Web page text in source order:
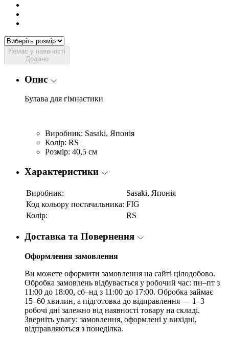
Немає у наявності
Додано
Опис
Булава для гімнастики
Виробник: Sasaki, Японія
Колір: RS
Розмір: 40,5 см
Характеристики
Виробник:
Sasaki, Японія
Код кольору постачальника: FIG
Колір:
RS
Доставка та Повернення
Оформлення замовлення
Ви можете оформити замовлення на сайті цілодобово.
Обробка замовлень відбувається у робочий час: пн–пт з
11:00 до 18:00, сб–нд з 11:00 до 17:00. Обробка займає
15–60 хвилин, а підготовка до відправлення — 1–3
робочі дні залежно від наявності товару на складі.
Зверніть увагу: замовлення, оформлені у вихідні,
відправляються з понеділка.